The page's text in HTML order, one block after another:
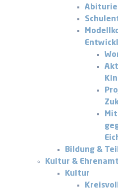
Bildung &
Kultur & Ehrenamt
Kultur